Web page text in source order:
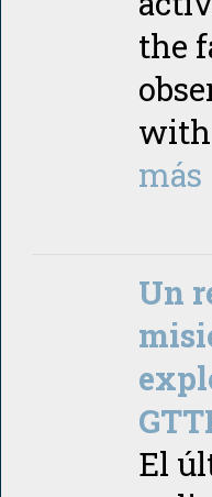
the
with
más
Un
El